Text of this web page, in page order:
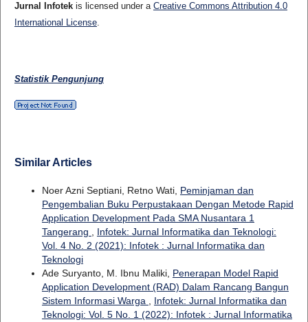
Jurnal Infotekis licensed under a Creative Commons Attribution 4.0
International License.
Statistik Pengunjung
Similar Articles
Noer Azni Septiani, Retno Wati, Peminjaman dan
Pengembalian Buku Perpustakaan Dengan Metode Rapid
Application Development Pada SMA Nusantara 1
Tangerang
Infotek: Jurnal Informatika dan Teknologi:
Vol. 4 No. 2 (2021): Infotek : Jurnal Informatika dan
Teknologi
Ade Suryanto, M. Ibnu Maliki, Penerapan Model Rapid
Application Development (RAD) Dalam Rancang Bangun
Sistem Informasi Warga
Infotek: Jurnal Informatika dan
Teknologi: Vol. 5 No. 1 (2022): Infotek : Jurnal Informatika